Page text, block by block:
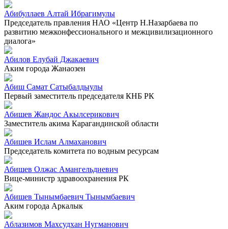
Абибуллаев Алтай Ибрагимулы
Председатель правления НАО «Центр Н.Назарбаева по
развитию межконфессионального и межцивилизационного
диалога»
Абилов Елубай Джакаевич
Аким города Жанаозен
Абиш Самат Сатыбалдыулы
Первый заместитель председателя КНБ РК
Абишев Жандос Акылсерикович
Заместитель акима Карагандинской области
Абишев Ислам Алмаханович
Председатель комитета по водным ресурсам
Абишев Олжас Амангельдиевич
Вице-министр здравоохранения РК
Абишев Тынымбаевич Тынымбаевич
Аким города Аркалык
Аблазимов Махсудхан Нугманович